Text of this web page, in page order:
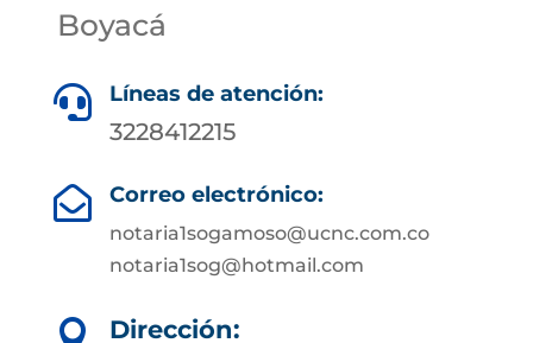
Boyacá
 Líneas de atención:
3228412215
 Correo electrónico:
notaria1sogamoso@ucnc.com.co
notaria1sog@hotmail.com
Dirección: